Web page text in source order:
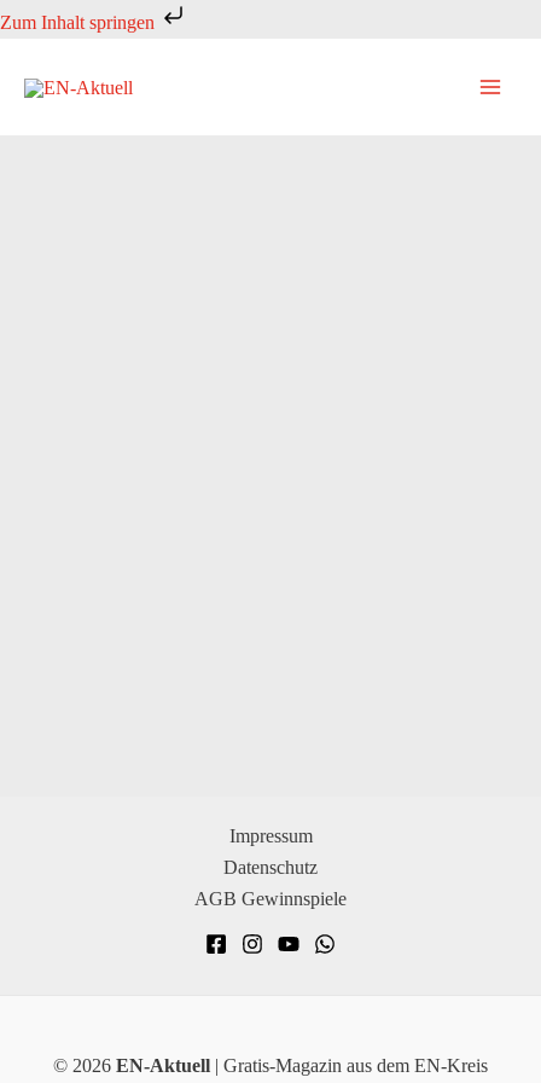
Zum Inhalt springen
Zum
springen
Impressum
Datenschutz
AGB Gewinnspiele
© 2026 EN-Aktuell | Gratis-Magazin aus dem EN-Kreis